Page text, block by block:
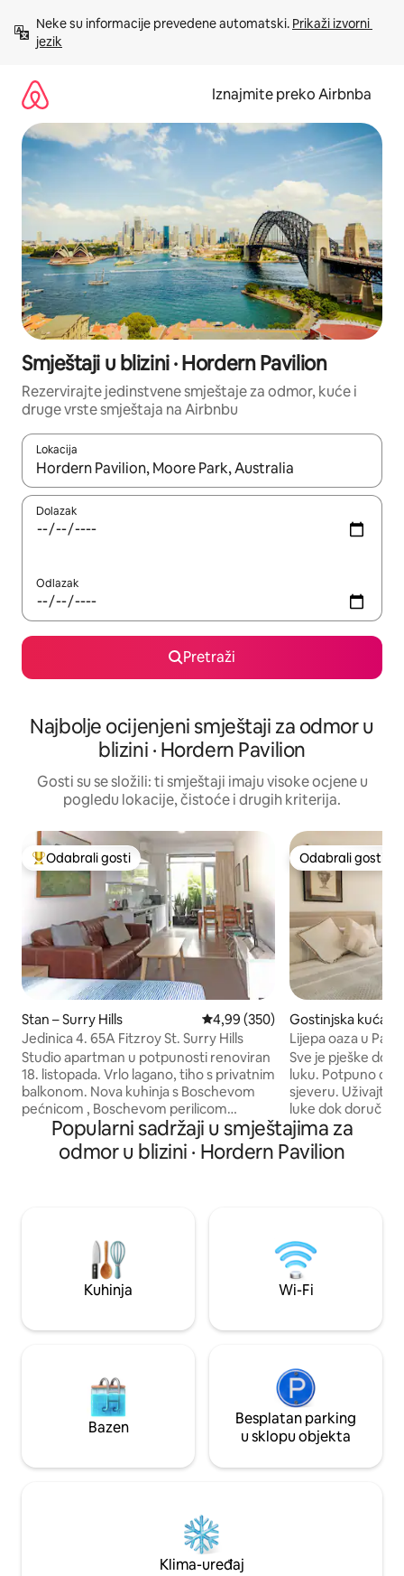
sadržaj
Neke su informacije prevedene automatski. Prikaži izvorni
jezik
Iznajmite preko Airbnba
Smještaji u blizini · Hordern Pavilion
Rezervirajte jedinstvene smještaje za odmor, kuće i
druge vrste smještaja na Airbnbu
Lokacija
Kada budu dostupni rezultati, moći ćete ih pregledati
Dolazak
Odlazak
Pretraži
Najbolje ocijenjeni smještaji za odmor u
blizini · Hordern Pavilion
Gosti su se složili: ti smještaji imaju visoke ocjene u
pogledu lokacije, čistoće i drugih kriterija.
Među najviše rangiranima s oznakom „Odabrali gosti”
Odabrali gosti
Stan – Surry Hills Prosječna ocjena: 4,99/5,
4,99 (350)
Jedinica 4. 65A Fitzroy St. Surry Hills
Studio apartman u potpunosti renoviran
18. listopada. Vrlo lagano, tiho s privatnim
balkonom. Nova kuhinja s Boschevom
pećnicom , Boschevom perilicom
posuđa, indukcijskom pločom za kuhanje
i mikrovalnom pećnicom. Sav novi
namještaj. Brza internetska veza. Bračni
Zgrada se napaja s 38 solarnih panela na
krovu. Nadam se da ću postaviti baterije
kako bi zgrada bila neutralna 6 mjeseci u
Odabrali gosti
Odabrali gosti
Gostinjska kuća –
n
Lijepa oaza u
Sve je pješke
luku. Potpuno
sjeveru. Uživajte
luke dok doručkujete.
znatiželjne
posjećivati ujutro
Potpuno
potrebno za kraći
Okruženo
i poznatim
Sydney je kao
Popularni sadržaji u smještajima za
odmor u blizini · Hordern Pavilion
Kuhinja Wi-Fi
Bazen
Besplatan parking
u sklopu objekta
Klima-uređaj